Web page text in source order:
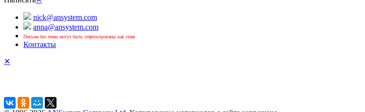
nick@ansystem.com
anna@ansystem.com
Письма без темы могут быть отфильтрованы как спам
Контакты
✕